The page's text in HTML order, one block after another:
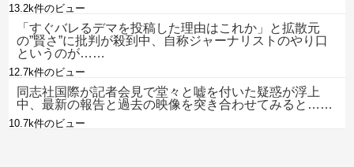
13.2k件のビュー
「すぐバレるデマを投稿した理由はこれか」と拡散元
の”賢さ”に批判が殺到中、自称ジャーナリストのやり口
というのが……
12.7k件のビュー
同志社国際が記者会見で堂々と嘘を付いた疑惑が浮上
中、最新の報告と過去の映像を突き合わせてみると……
10.7k件のビュー